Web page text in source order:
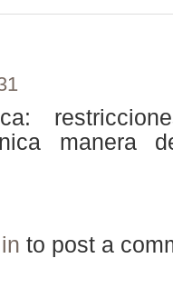
manera
to post a